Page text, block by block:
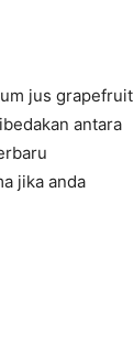
jus grapefruit
antara
jika anda